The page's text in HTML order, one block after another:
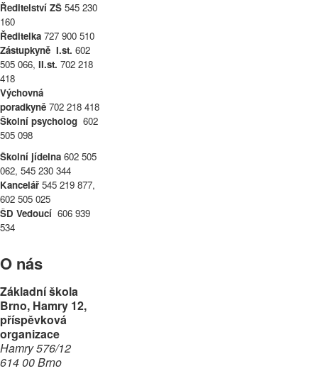
Ředitelství ZŠ 545 230
160
Ředitelka 727 900 510
Zástupkyně I.st. 602
505 066, II.st. 702 218
418
Výchovná
poradkyně 702 218 418
Školní psycholog 602
505 098
Školní jídelna 602 505
062, 545 230 344
Kancelář 545 219 877,
602 505 025
ŠD Vedoucí 606 939
534
O nás
Základní škola
Brno, Hamry 12,
příspěvková
organizace
Hamry 576/12
614 00 Brno